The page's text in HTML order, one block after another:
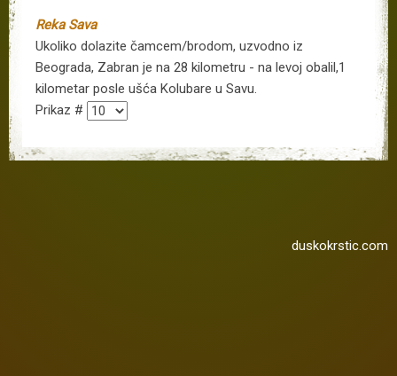
Reka Sava
Ukoliko dolazite čamcem/brodom, uzvodno iz
Beograda, Zabran je na 28 kilometru - na levoj obalil,1
kilometar posle ušća Kolubare u Savu.
Prikaz #
duskokrstic.com